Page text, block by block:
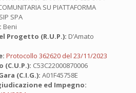
SU PIATTAFORMA
SPA
Beni
Progetto (R.U.P.): D’Amato
Protocollo 362620 del 23/11/2023
C53C22000870006
(C.I.G.): A01F45758E
ed Impegno: